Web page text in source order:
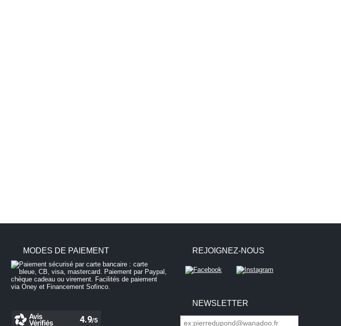
MODES DE PAIEMENT REJOIGNEZ-NOUS
NEWSLETTER